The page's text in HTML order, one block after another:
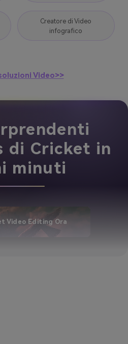
Creatore di Video
infografico
Video>>
di Cricket in
minuti
Video Editing Ora